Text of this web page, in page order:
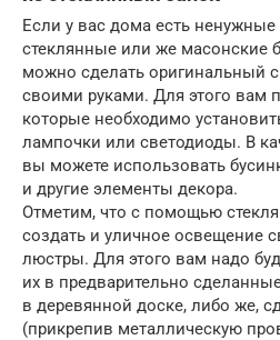
Если у вас дома есть
стеклянные или же масонские
можно сделать оригинальный
своими руками. Для этого вам
которые необходимо
лампочки или светодиоды. В
вы можете использовать
и другие элементы декора.
Отметим, что с помощью
создать и уличное освещение
люстры. Для этого вам надо
их в предварительно
в деревянной доске, либо же,
(прикрепив металлическую